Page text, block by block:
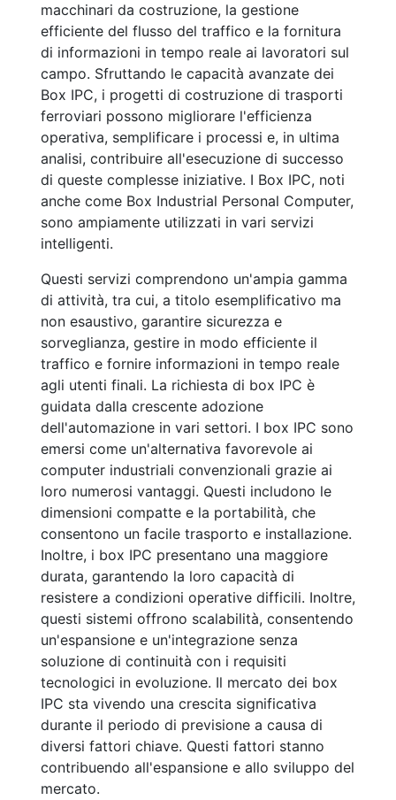
macchinari da costruzione, la gestione
efficiente del flusso del traffico e la fornitura
di informazioni in tempo reale ai lavoratori sul
campo. Sfruttando le capacità avanzate dei
Box IPC, i progetti di costruzione di trasporti
ferroviari possono migliorare l'efficienza
operativa, semplificare i processi e, in ultima
analisi, contribuire all'esecuzione di successo
di queste complesse iniziative. I Box IPC, noti
anche come Box Industrial Personal Computer,
sono ampiamente utilizzati in vari servizi
intelligenti.
Questi servizi comprendono un'ampia gamma
di attività, tra cui, a titolo esemplificativo ma
non esaustivo, garantire sicurezza e
sorveglianza, gestire in modo efficiente il
traffico e fornire informazioni in tempo reale
agli utenti finali. La richiesta di box IPC è
guidata dalla crescente adozione
dell'automazione in vari settori. I box IPC sono
emersi come un'alternativa favorevole ai
computer industriali convenzionali grazie ai
loro numerosi vantaggi. Questi includono le
dimensioni compatte e la portabilità, che
consentono un facile trasporto e installazione.
Inoltre, i box IPC presentano una maggiore
durata, garantendo la loro capacità di
resistere a condizioni operative difficili. Inoltre,
questi sistemi offrono scalabilità, consentendo
un'espansione e un'integrazione senza
soluzione di continuità con i requisiti
tecnologici in evoluzione. Il mercato dei box
IPC sta vivendo una crescita significativa
durante il periodo di previsione a causa di
diversi fattori chiave. Questi fattori stanno
contribuendo all'espansione e allo sviluppo del
mercato.